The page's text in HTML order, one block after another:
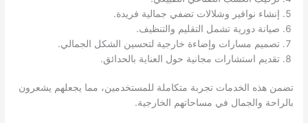
إنشاء نوافير وشلالات تضفي جمالية فريدة.
صيانة دورية تشمل التقليم والتنظيف.
تصميم مسارات وإضاءة خارجية لتحسين الشكل الجمالي.
تقديم استشارات مجانية حول العناية بالحدائق.
تضمن هذه الخدمات تجربة متكاملة للمستخدمين، مما يجعلهم يشعرون
بالراحة والجمال في مساحاتهم الخارجية.